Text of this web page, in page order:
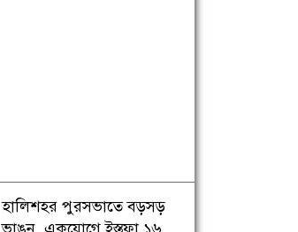
হালিশহর পুরসভাতে বড়সড়